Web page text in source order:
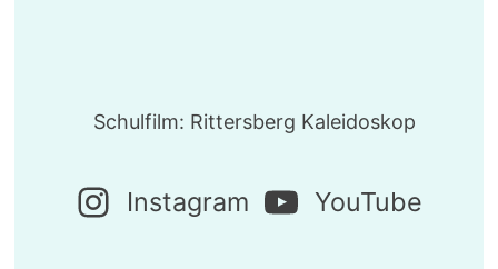
Schulfilm: Rittersberg Kaleidoskop
Instagram YouTube